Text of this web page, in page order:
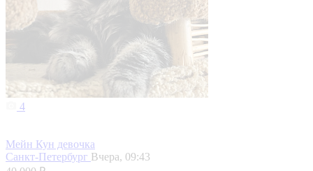
4
Мейн Кун девочка
Санкт-Петербург Вчера, 09:43